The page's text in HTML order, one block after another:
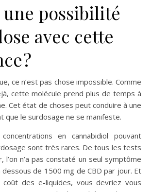
possibilité
avec cette
?
ce n’est pas chose impossible. Comme
cette molécule prend plus de temps à
Cet état de choses peut conduire à une
que le surdosage ne se manifeste.
en cannabidiol pouvant
sont très rares. De tous les tests
l’on n’a pas constaté un seul symptôme
de 1500 mg de CBD par jour. Et
des e-liquides, vous devriez vous